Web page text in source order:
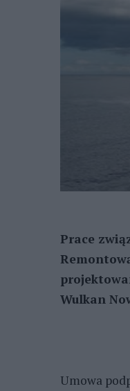
Prace
Wulkan
Umowa